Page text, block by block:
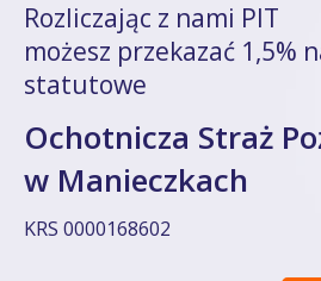
Rozliczając z nami PIT
możesz przekazać 1,5%
statutowe
Ochotnicza Straż
w Manieczkach
KRS 0000168602